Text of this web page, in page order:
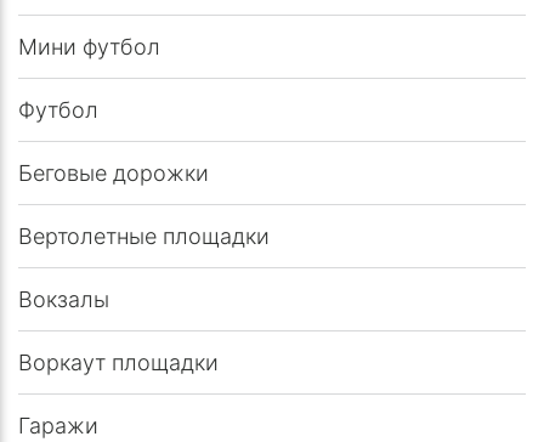
Мини футбол
Футбол
Беговые дорожки
Вертолетные площадки
Вокзалы
Воркаут площадки
Гаражи